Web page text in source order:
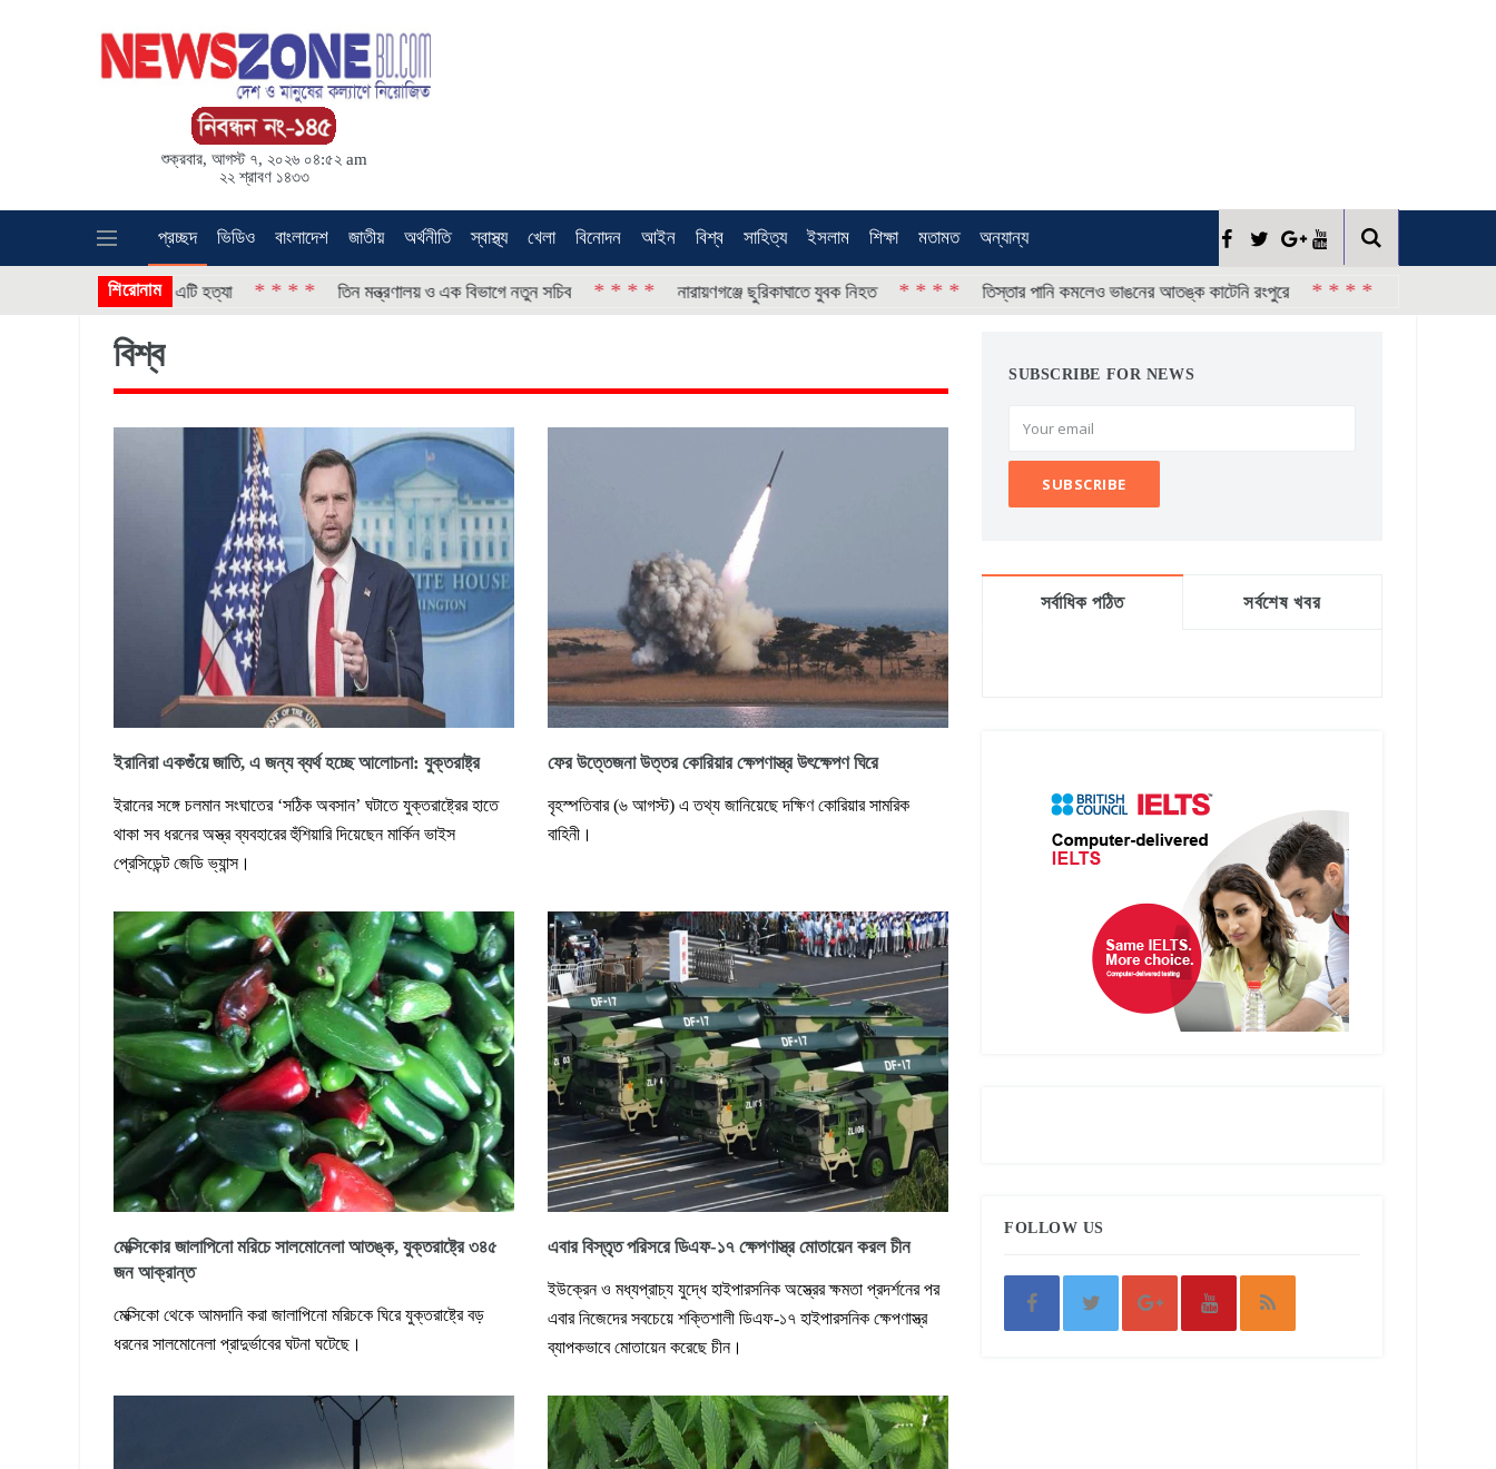
শুক্রবার, আগস্ট ৭, ২০২৬ ০৪:৫২ am
২২ শ্রাবণ ১৪৩৩
প্রচ্ছদ ভিডিও বাংলাদেশ জাতীয় অর্থনীতি স্বাস্থ্য খেলা বিনোদন আইন বিশ্ব সাহিত্য ইসলাম শিক্ষা মতামত অন্যান্য
শিরোনাম
* * * * তিন মন্ত্রণালয় ও এক বিভাগে নতুন সচিব * * * * নারায়ণগঞ্জে ছুরিকাঘাতে যুবক নিহত * * * * তিস্তার পানি কমলেও ভাঙনের আতঙ্ক কাটেনি রংপুরে * * * *
বিশ্ব
ইরানিরা একগুঁয়ে জাতি, এ জন্য ব্যর্থ হচ্ছে আলোচনা: যুক্তরাষ্ট্র
ইরানের সঙ্গে চলমান সংঘাতের ‘সঠিক অবসান’ ঘটাতে যুক্তরাষ্ট্রের হাতে
থাকা সব ধরনের অস্ত্র ব্যবহারের হুঁশিয়ারি দিয়েছেন মার্কিন ভাইস
প্রেসিডেন্ট জেডি ভ্যান্স।
ফের উত্তেজনা উত্তর কোরিয়ার ক্ষেপণাস্ত্র উৎক্ষেপণ ঘিরে
বৃহস্পতিবার (৬ আগস্ট) এ তথ্য জানিয়েছে দক্ষিণ কোরিয়ার সামরিক
বাহিনী।
মেক্সিকোর জালাপিনো মরিচে সালমোনেলা আতঙ্ক, যুক্তরাষ্ট্রে ৩৪৫
জন আক্রান্ত
মেক্সিকো থেকে আমদানি করা জালাপিনো মরিচকে ঘিরে যুক্তরাষ্ট্রে বড়
ধরনের সালমোনেলা প্রাদুর্ভাবের ঘটনা ঘটেছে।
এবার বিস্তৃত পরিসরে ডিএফ-১৭ ক্ষেপণাস্ত্র মোতায়েন করল চীন
ইউক্রেন ও মধ্যপ্রাচ্য যুদ্ধে হাইপারসনিক অস্ত্রের ক্ষমতা প্রদর্শনের পর
এবার নিজেদের সবচেয়ে শক্তিশালী ডিএফ-১৭ হাইপারসনিক ক্ষেপণাস্ত্র
ব্যাপকভাবে মোতায়েন করেছে চীন।
SUBSCRIBE FOR NEWS
সর্বাধিক পঠিত সর্বশেষ খবর
FOLLOW US